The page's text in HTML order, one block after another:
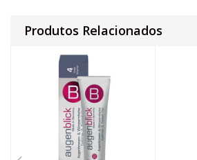
Produtos Relacionados